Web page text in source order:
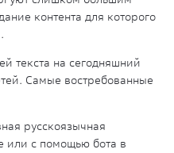
контента для которого
текста на сегодняшний
Самые востребованные
русскоязычная
или с помощью бота в